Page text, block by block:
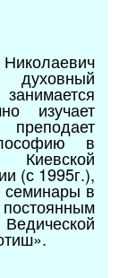
изучает
в
(с 1995г.),
семинары в